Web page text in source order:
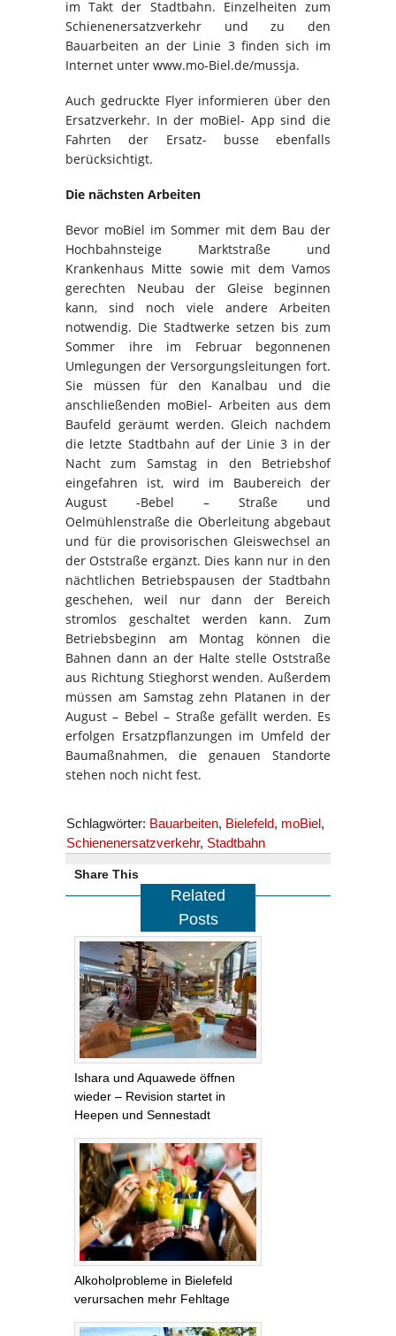
im Takt der Stadtbahn. Einzelheiten zum
Schienenersatzverkehr und zu den
Bauarbeiten an der Linie 3 finden sich im
Internet unter www.mo-Biel.de/mussja.
Auch gedruckte Flyer informieren über den
Ersatzverkehr. In der moBiel- App sind die
Fahrten der Ersatz- busse ebenfalls
berücksichtigt.
Die nächsten Arbeiten
Bevor moBiel im Sommer mit dem Bau der
Hochbahnsteige Marktstraße und
Krankenhaus Mitte sowie mit dem Vamos
gerechten Neubau der Gleise beginnen
kann, sind noch viele andere Arbeiten
notwendig. Die Stadtwerke setzen bis zum
Sommer ihre im Februar begonnenen
Umlegungen der Versorgungsleitungen fort.
Sie müssen für den Kanalbau und die
anschließenden moBiel- Arbeiten aus dem
Baufeld geräumt werden. Gleich nachdem
die letzte Stadtbahn auf der Linie 3 in der
Nacht zum Samstag in den Betriebshof
eingefahren ist, wird im Baubereich der
August -Bebel – Straße und
Oelmühlenstraße die Oberleitung abgebaut
und für die provisorischen Gleiswechsel an
der Oststraße ergänzt. Dies kann nur in den
nächtlichen Betriebspausen der Stadtbahn
geschehen, weil nur dann der Bereich
stromlos geschaltet werden kann. Zum
Betriebsbeginn am Montag können die
Bahnen dann an der Halte stelle Oststraße
aus Richtung Stieghorst wenden. Außerdem
müssen am Samstag zehn Platanen in der
August – Bebel – Straße gefällt werden. Es
erfolgen Ersatzpflanzungen im Umfeld der
Baumaßnahmen, die genauen Standorte
stehen noch nicht fest.
Schlagwörter: Bauarbeiten, Bielefeld, moBiel,
Schienenersatzverkehr, Stadtbahn
Share This
Related
Posts
Ishara und Aquawede öffnen
wieder – Revision startet in
Heepen und Sennestadt
Alkoholprobleme in Bielefeld
verursachen mehr Fehltage